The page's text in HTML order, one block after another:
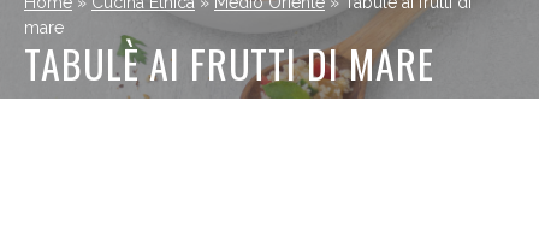
mare
TABULÈ AI FRUTTI DI MARE